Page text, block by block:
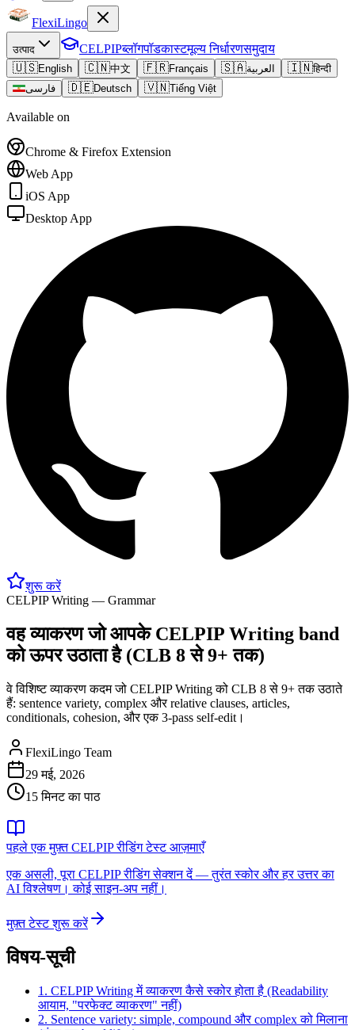
FlexiLingo
उत्पाद CELPIPब्लॉगपॉडकास्टमूल्य निर्धारणसमुदाय
🇺🇸English 🇨🇳中文 🇫🇷Français 🇸🇦العربية 🇮🇳हिन्दी
فارسی
🇩🇪Deutsch 🇻🇳Tiếng Việt
Available on
Chrome & Firefox Extension
Web App
iOS App
Desktop App
शुरू करें
CELPIP Writing — Grammar
वह व्याकरण जो आपके CELPIP Writing band
को ऊपर उठाता है (CLB 8 से 9+ तक)
वे विशिष्ट व्याकरण कदम जो CELPIP Writing को CLB 8 से 9+ तक उठाते
हैं: sentence variety, complex और relative clauses, articles,
conditionals, cohesion, और एक 3-pass self-edit।
FlexiLingo Team
29 मई, 2026
15 मिनट का पाठ
पहले एक मुफ़्त CELPIP रीडिंग टेस्ट आज़माएँ
एक असली, पूरा CELPIP रीडिंग सेक्शन दें — तुरंत स्कोर और हर उत्तर का
AI विश्लेषण। कोई साइन-अप नहीं।
मुफ़्त टेस्ट शुरू करें
विषय-सूची
1. CELPIP Writing में व्याकरण कैसे स्कोर होता है (Readability
आयाम, "परफेक्ट व्याकरण" नहीं)
2. Sentence variety: simple, compound और complex को मिलाना